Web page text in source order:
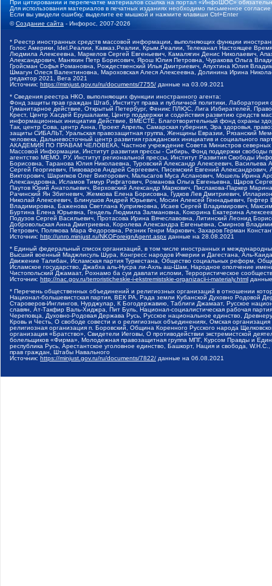
При цитировании и перепечатке материалов ссылка на портал «ИнфоШОС»
Для использования материалов в печатных изданиях необходимо письменное
Если вы увидели ошибку, выделите ее мышкой и нажмите клавиши Ctrl+Enter
©Создание сайта - Инфорос, 2007-2026
* Реестр иностранных средств массовой информации, выполняющих функции
Голос Америки, Idel.Реалии, Кавказ.Реалии, Крым.Реалии, Телеканал Настоящее
Людмила Алексеевна, Маркелов Сергей Евгеньевич, Камалягин Денис Николаевич,
Александрович, Маняхин Петр Борисович, Ярош Юлия Петровна, Чуракова Ольга
Гройсман Софья Романовна, Рождественский Илья Дмитриевич, Апухтина Юлия
Шмагун Олеся Валентиновна, Мароховская Алеся Алексеевна, Долинина Ирина
редактор 2021, Вега 2021
Источник: https://minjust.gov.ru/ru/documents/7755/ данные на 03.09.2021
* Сведения реестра НКО, выполняющих функции иностранного агента:
Фонд защиты прав граждан Штаб, Институт права и публичной политики,
Гуманитарное действие, Открытый Петербург, Феникс ПЛЮС, Лига Избирателей,
Крест, Центр Хасдей Ерушалаим, Центр поддержки и содействия развитию средств
информационных инициатив Действие, ВМЕСТЕ, Благотворительный фонд охраны
Так, центр Сова, центр Анна, Проект Апрель, Самарская губерния, Эра здоровья,
защиты СИБАЛЬТ, Уральская правозащитная группа, Женщины Евразии, Рязанский
человека, Дальневосточный центр развития гражданских инициатив и социального
АКАДЕМИЯ ПО ПРАВАМ ЧЕЛОВЕКА, Частное учреждение Совета Министров северных
Массовой Информации, Институт развития прессы - Сибирь, Фонд поддержки
агентство МЕМО. РУ, Институт региональной прессы, Институт Развития Свободы
Борисовна, Таранова Юлия Николаевна, Туровский Александр Алексеевич,
Сергей Георгиевич, Пивоваров Андрей Сергеевич, Писемский Евгений
Викторович, Шарипков Олег Викторович, Мальсагов Муса Асланович, Мошель Ирина
Александровна, Исламов Тимур Рифгатович, Романова Ольга Евгеньевна, Щаров
Паутов Юрий Анатольевич, Верховский Александр Маркович, Пислакова-Паркер
Рачинский Ян Збигневич, Жемкова Елена Борисовна, Гудков Лев Дмитриевич,
Николай Алексеевич, Блинушов Андрей Юрьевич, Мосин Алексей Геннадьевич,
Владимировна, Баженова Светлана Куприяновна, Исаев Сергей Владимирович,
Буртина Елена Юрьевна, Гендель Людмила Залмановна, Кокорина Екатерина
Подузов Сергей Васильевич, Протасова Ирина Вячеславовна, Литинский Леонид
Добровольская Анна Дмитриевна, Королева Александра Евгеньевна, Смирнов
Петрович, Полякова Мара Федоровна, Резник Генри Маркович, Захаров Герман
Источник: http://unro.minjust.ru/NKOForeignAgent.aspx данные на 28.08.2021
* Единый федеральный список организаций, в том числе иностранных и
Высший военный Маджлисуль Шура, Конгресс народов Ичкерии и Дагестана, Аль-
Движение Талибан, Исламская партия Туркестана, Общество социальных реформ,
Исламское государство, Джабха аль-Нусра ли-Ахль аш-Шам, Народное ополчение
Чистопольский Джамаат, Рохнамо ба суи давлати исломи, Террористическое
Источник: http://nac.gov.ru/terroristicheskie-i-ekstremistskie-organizacii-i-materialy.html
* Перечень общественных объединений и религиозных организаций в отношении
Национал-большевистская партия, ВЕК РА, Рада земли Кубанской Духовно Родовой
Староверов-Инглингов, Нурджулар, К Богодержавию, Таблиги Джамаат, Русское
славян, Ат-Такфир Валь-Хиджра, Пит Буль, Национал-социалистическая рабочая
Череповца, Духовно-Родовая Держава Русь, Русское национальное единство,
Кровь и Честь, О свободе совести и о религиозных объединениях, Омская
религиозная организация п. Боровский, Община Коренного Русского народа
организация «Братство», Свидетели Иеговы, О противодействии экстремистской
болельщиков «Фирма», Молодежная правозащитная группа МПГ, Курсом Правды и
республика Русь, Арестантское уголовное единство, Башкорт, Нация и свобода,
прав граждан, Штабы Навального
Источник: https://minjust.gov.ru/ru/documents/7822/ данные на 06.08.2021